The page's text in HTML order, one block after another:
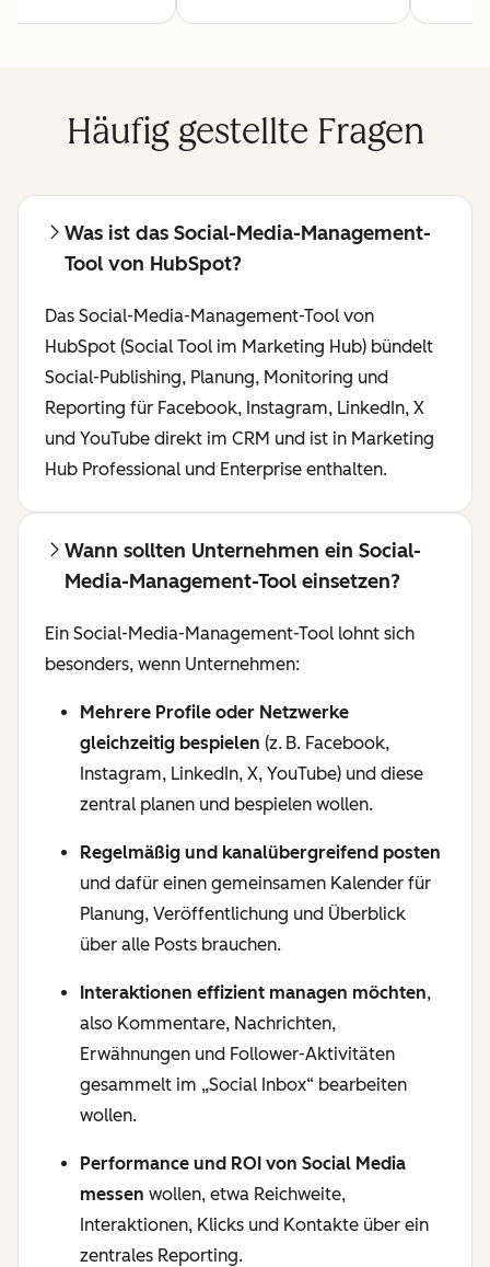
Häufig gestellte Fragen
Was ist das Social-Media-Management-
Tool von HubSpot?
Das Social-Media-Management-Tool von
HubSpot (Social Tool im Marketing Hub) bündelt
Social-Publishing, Planung, Monitoring und
Reporting für Facebook, Instagram, LinkedIn, X
und YouTube direkt im CRM und ist in Marketing
Hub Professional und Enterprise enthalten.
Wann sollten Unternehmen ein Social-
Media-Management-Tool einsetzen?
Ein Social-Media-Management-Tool lohnt sich
besonders, wenn Unternehmen:
Mehrere Profile oder Netzwerke
gleichzeitig bespielen (z. B. Facebook,
Instagram, LinkedIn, X, YouTube) und diese
zentral planen und bespielen wollen.
Regelmäßig und kanalübergreifend posten
und dafür einen gemeinsamen Kalender für
Planung, Veröffentlichung und Überblick
über alle Posts brauchen.
Interaktionen effizient managen möchten,
also Kommentare, Nachrichten,
Erwähnungen und Follower-Aktivitäten
gesammelt im „Social Inbox“ bearbeiten
wollen.
Performance und ROI von Social Media
messen wollen, etwa Reichweite,
Interaktionen, Klicks und Kontakte über ein
zentrales Reporting.